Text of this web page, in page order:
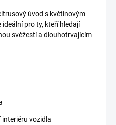
úvod s květinovým
pro ty, kteří hledají
svěžestí a dlouhotrvajícím
interiéru vozidla